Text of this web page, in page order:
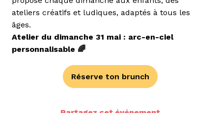
ateliers créatifs et ludiques, adaptés à tous les
âges.
Atelier du dimanche 31 mai : arc-en-ciel
personnalisable 🌈
Réserve ton brunch